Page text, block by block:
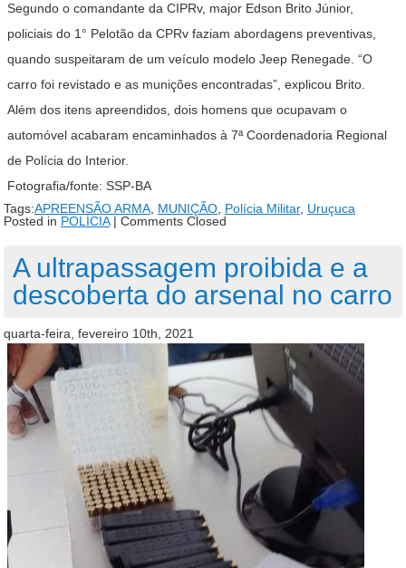
Segundo o comandante da CIPRv, major Edson Brito Júnior,
policiais do 1° Pelotão da CPRv faziam abordagens preventivas,
quando suspeitaram de um veículo modelo Jeep Renegade. “O
carro foi revistado e as munições encontradas”, explicou Brito.
Além dos itens apreendidos, dois homens que ocupavam o
automóvel acabaram encaminhados à 7ª Coordenadoria Regional
de Polícia do Interior.
Fotografia/fonte: SSP-BA
Tags:APREENSÃO ARMA, MUNIÇÃO, Polícia Militar, Uruçuca
Posted in POLÍCIA| Comments Closed
A ultrapassagem proibida e a
descoberta do arsenal no carro
quarta-feira, fevereiro 10th, 2021